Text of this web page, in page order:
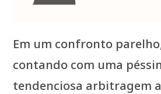
Em um confronto
contando com uma
tendenciosa arbitragem